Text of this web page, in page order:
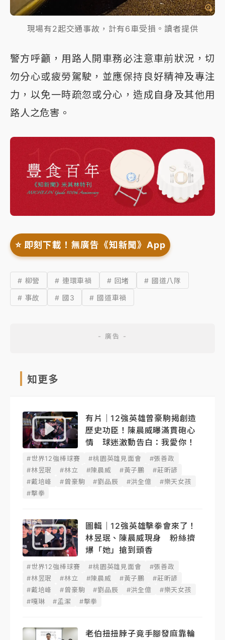
現場有2起交通事故，計有6車受損。讀者提供
警方呼籲，用路人開車務必注意車前狀況，切
勿分心或疲勞駕駛，並應保持良好精神及專注
力，以免一時疏忽或分心，造成自身及其他用
路人之危害。
⭐️ 即刻下載！無廣告《知新聞》App
# 柳營 # 連環車禍 # 回堵
# 國道八隊
# 事故
# 國3 # 國道車禍
知更多
有片｜12強英雄曾豪駒揭創造
歷史功臣！陳晨威曝滿貫砲心
情 球迷激動告白：我愛你！
#世界12強棒球賽 #桃園英雄見面會
#張善政
#林昱珉
#林立 #陳晨威 #黃子鵬
#莊昕諺
#戴培峰
#曾豪駒 #劉品辰 #洪全億
#樂天女孩
#擊拳
圖輯｜12強英雄擊拳會來了！
林昱珉、陳晨威現身 粉絲擠
爆「她」搶到頭香
#世界12強棒球賽 #桃園英雄見面會
#張善政
#林昱珉
#林立 #陳晨威 #黃子鵬
#莊昕諺
#戴培峰
#曾豪駒 #劉品辰 #洪全億
#樂天女孩
#嘎琳
#孟潔 #擊拳
老伯扭扭脖子竟手腳發麻靠輪